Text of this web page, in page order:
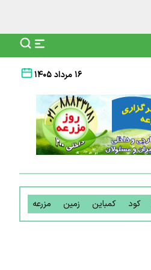
۱۶ مرداد ۱۴۰۵
کود کمباین زمین مزرعه